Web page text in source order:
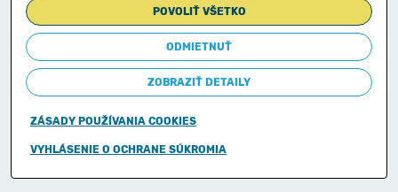
POVOLIŤ VŠETKO
ODMIETNUŤ
ZOBRAZIŤ DETAILY
ZÁSADY POUŽÍVANIA COOKIES
VYHLÁSENIE O OCHRANE SÚKROMIA
Copyright © 2011-2026